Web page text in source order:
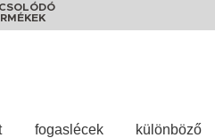
különböző